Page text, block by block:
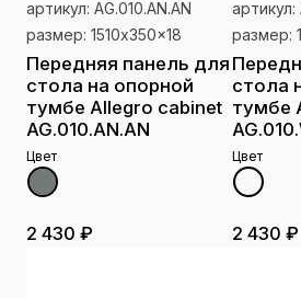
артикул: AG.010.AN.AN
размер: 1510x350x18
Передняя панель для
стола на опорной
тумбе Allegro cabinet
AG.010.AN.AN
Цвет
2 430 ₽
артикул:
размер:
стола
тумбе
Цвет
2 430 ₽